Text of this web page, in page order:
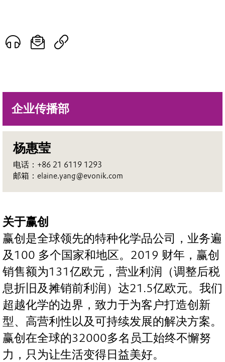
企业传播部
杨惠莹
电话：+86 21 6119 1293
邮箱：elaine.yang@evonik.com
关于赢创
赢创是全球领先的特种化学品公司，业务遍
及100 多个国家和地区。2019 财年，赢创
销售额为131亿欧元，营业利润（调整后税
息折旧及摊销前利润）达21.5亿欧元。我们
超越化学的边界，致力于为客户打造创新
型、高营利性以及可持续发展的解决方案。
赢创在全球的32000多名员工始终不懈努
力，只为让生活变得日益美好。